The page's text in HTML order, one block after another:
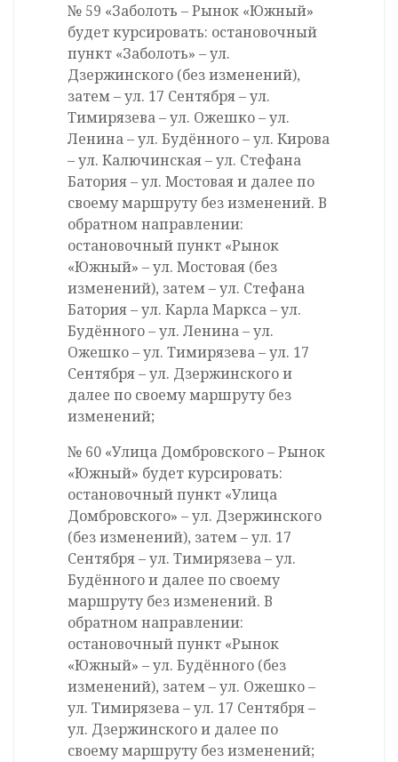
№ 59 «Заболоть – Рынок «Южный»
будет курсировать: остановочный
пункт «Заболоть» – ул.
Дзержинского (без изменений),
затем – ул. 17 Сентября – ул.
Тимирязева – ул. Ожешко – ул.
Ленина – ул. Будённого – ул. Кирова
– ул. Калючинская – ул. Стефана
Батория – ул. Мостовая и далее по
своему маршруту без изменений. В
обратном направлении:
остановочный пункт «Рынок
«Южный» – ул. Мостовая (без
изменений), затем – ул. Стефана
Батория – ул. Карла Маркса – ул.
Будённого – ул. Ленина – ул.
Ожешко – ул. Тимирязева – ул. 17
Сентября – ул. Дзержинского и
далее по своему маршруту без
изменений;
№ 60 «Улица Домбровского – Рынок
«Южный» будет курсировать:
остановочный пункт «Улица
Домбровского» – ул. Дзержинского
(без изменений), затем – ул. 17
Сентября – ул. Тимирязева – ул.
Будённого и далее по своему
маршруту без изменений. В
обратном направлении:
остановочный пункт «Рынок
«Южный» – ул. Будённого (без
изменений), затем – ул. Ожешко –
ул. Тимирязева – ул. 17 Сентября –
ул. Дзержинского и далее по
своему маршруту без изменений;